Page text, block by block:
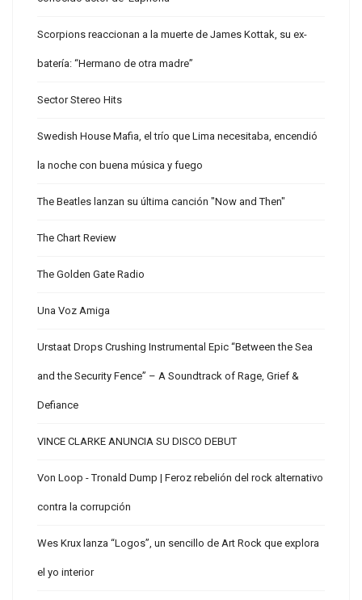
Scorpions reaccionan a la muerte de James Kottak, su ex-
batería: “Hermano de otra madre”
Sector Stereo Hits
Swedish House Mafia, el trío que Lima necesitaba, encendió
la noche con buena música y fuego
The Beatles lanzan su última canción "Now and Then"
The Chart Review
The Golden Gate Radio
Una Voz Amiga
Urstaat Drops Crushing Instrumental Epic “Between the Sea
and the Security Fence” – A Soundtrack of Rage, Grief &
Defiance
VINCE CLARKE ANUNCIA SU DISCO DEBUT
Von Loop - Tronald Dump | Feroz rebelión del rock alternativo
contra la corrupción
Wes Krux lanza “Logos”, un sencillo de Art Rock que explora
el yo interior